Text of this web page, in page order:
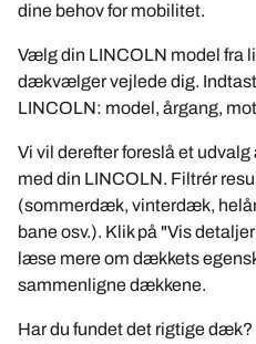
dine behov for mobilitet.
Vælg din LINCOLN model fra
dækvælger vejlede dig.
LINCOLN: model, årgang,
Vi vil derefter foreslå et
med din LINCOLN. Filtrér
(sommerdæk, vinterdæk,
bane osv.). Klik på "Vis
læse mere om dækkets
sammenligne dækkene.
Har du fundet det rigtige